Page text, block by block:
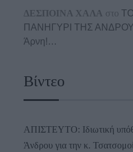
ΔΕΣΠΟΙΝΑ ΧΑΛΑ στο
ΠΑΝΗΓΥΡΙ ΤΗΣ ΑΝΔΡΟΥ:
Άρνη!…
Βίντεο
ΑΠΙΣΤΕΥΤΟ: Ιδιωτική
Άνδρου για την κ.